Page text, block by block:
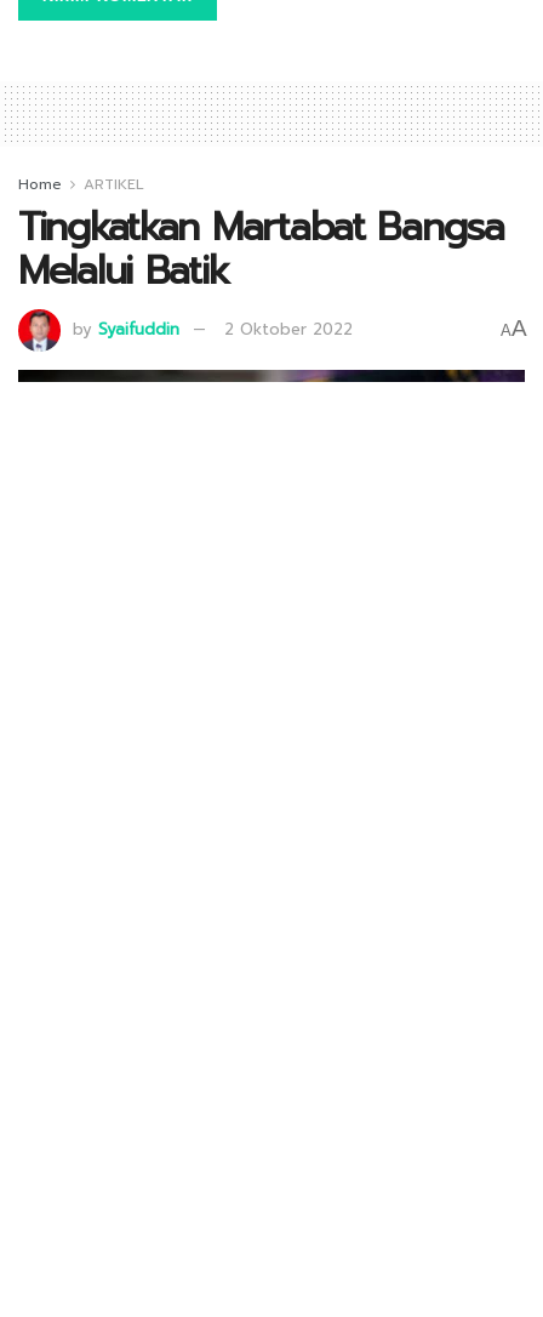
Home ARTIKEL
Tingkatkan Martabat Bangsa
Melalui Batik
by Syaifuddin 2 Oktober 2022 AA